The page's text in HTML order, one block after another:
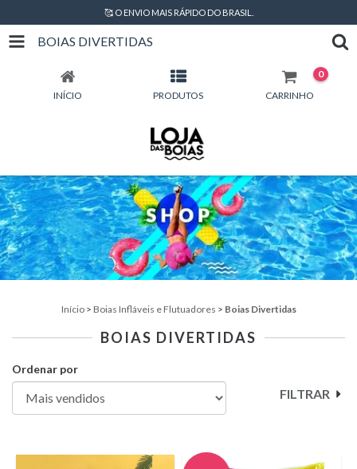
🥰 O ENVIO MAIS RÁPIDO DO BRASIL.
BOIAS DIVERTIDAS
INÍCIO PRODUTOS CARRINHO
0
Início > Boias Infláveis e Flutuadores > Boias Divertidas
BOIAS DIVERTIDAS
Ordenar por
FILTRAR